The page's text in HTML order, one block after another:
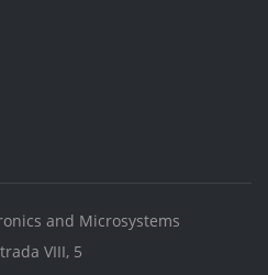
and Microsystems
VIII, 5